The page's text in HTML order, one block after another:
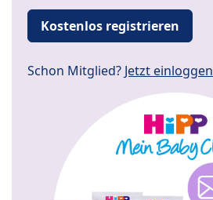
Kostenlos registrieren
Schon Mitglied? Jetzt einloggen